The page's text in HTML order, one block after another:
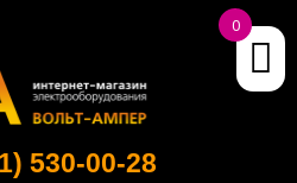
530-00-28
0